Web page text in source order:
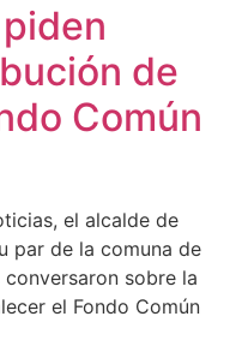
de
Común
el alcalde de
par de la comuna de
conversaron sobre la
el Fondo Común